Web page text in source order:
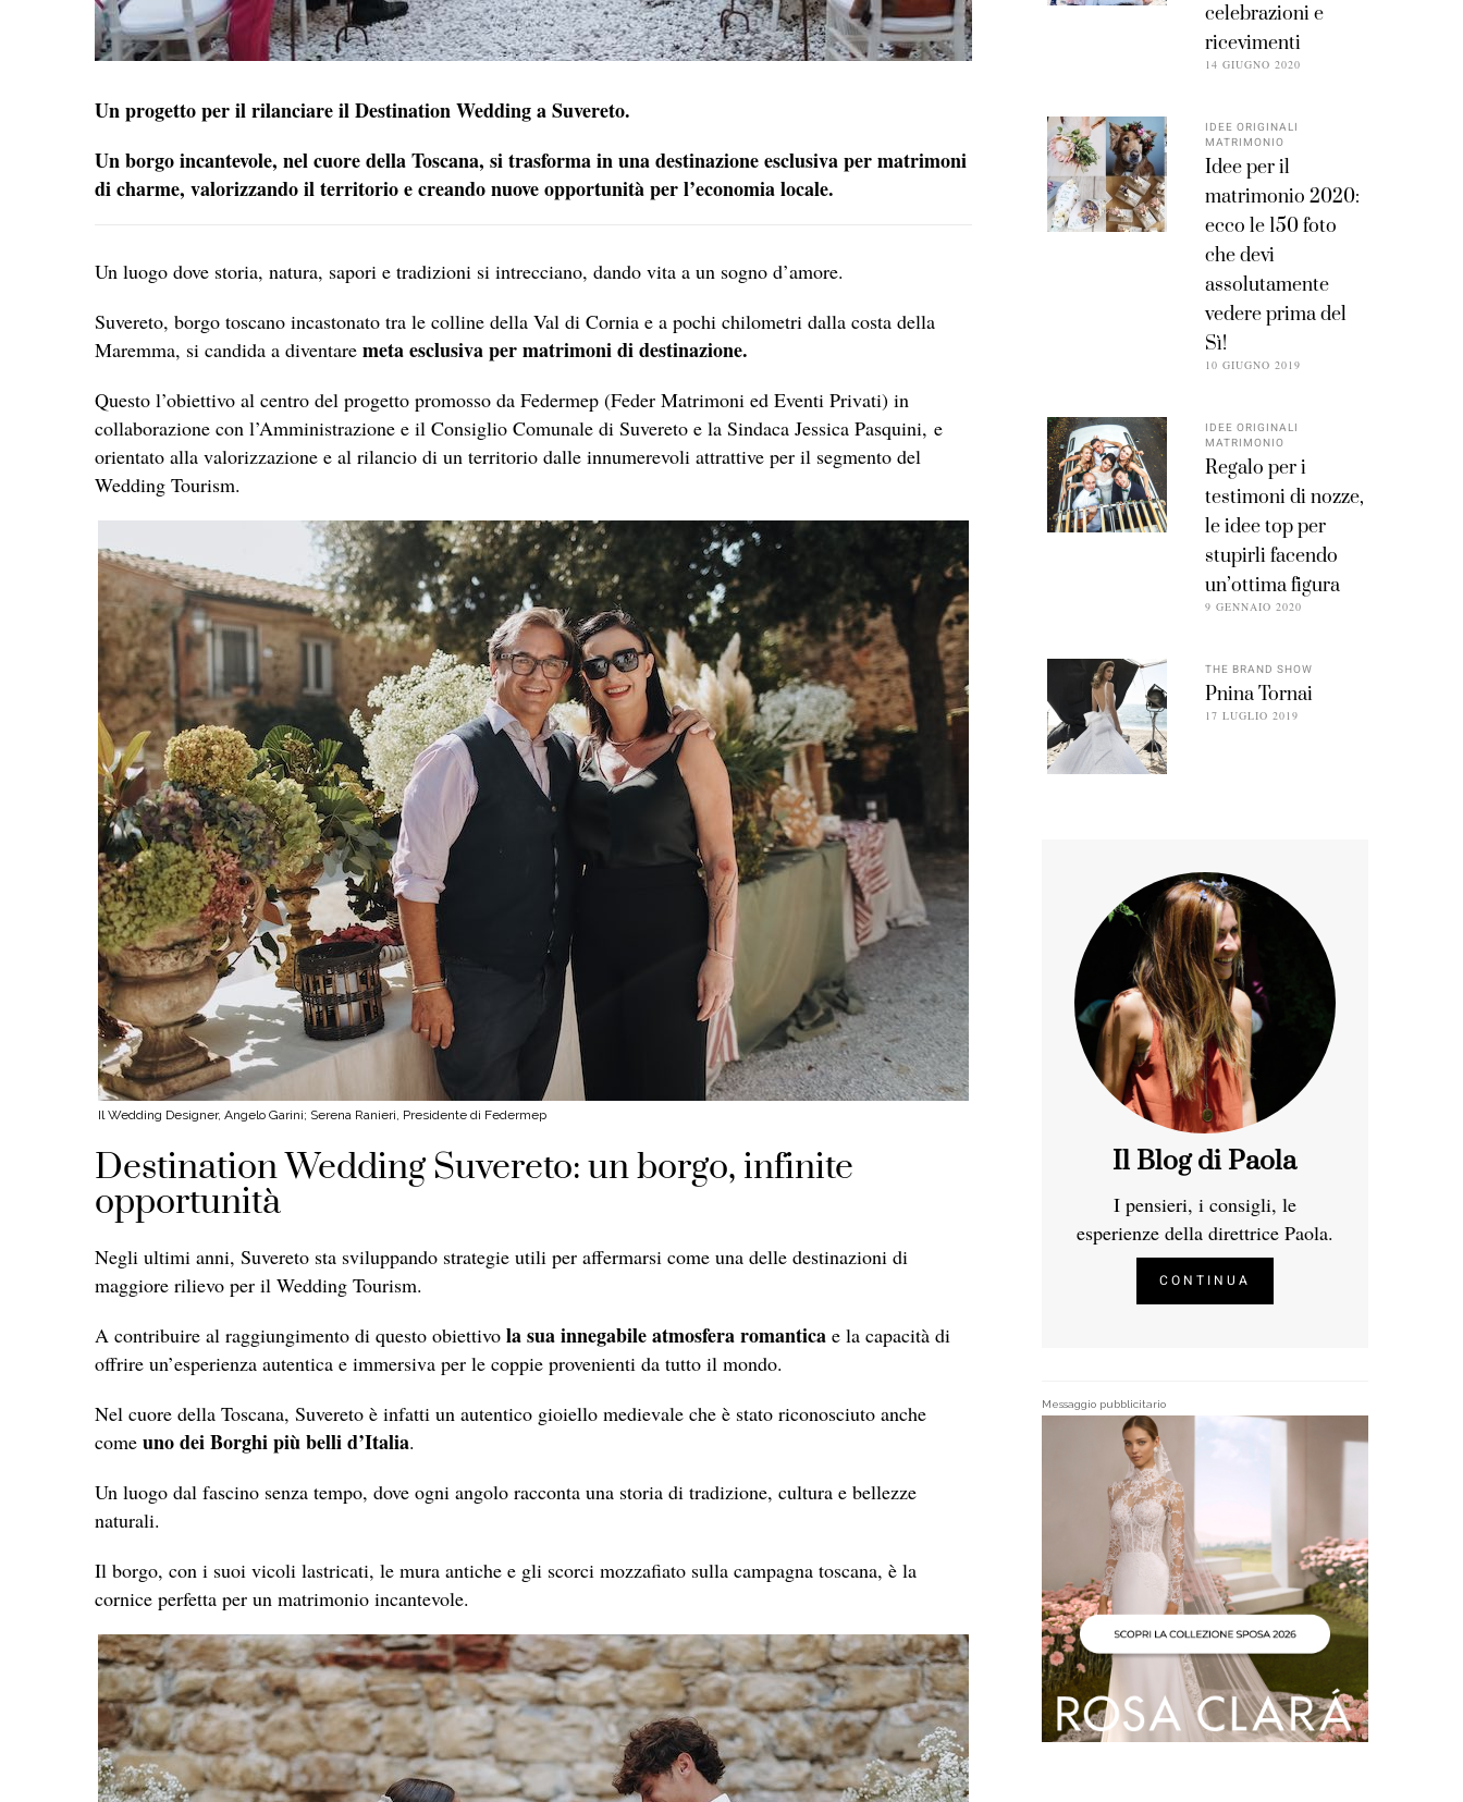
Un progetto per il rilanciare il Destination Wedding a Suvereto.
Un borgo incantevole, nel cuore della Toscana, si trasforma in una destinazione esclusiva per matrimoni
di charme, valorizzando il territorio e creando nuove opportunità per l’economia locale.
Un luogo dove storia, natura, sapori e tradizioni si intrecciano, dando vita a un sogno d’amore.
Suvereto, borgo toscano incastonato tra le colline della Val di Cornia e a pochi chilometri dalla costa della
Maremma, si candida a diventare meta esclusiva per matrimoni di destinazione.
Questo l’obiettivo al centro del progetto promosso da Federmep (Feder Matrimoni ed Eventi Privati) in
collaborazione con l’Amministrazione e il Consiglio Comunale di Suvereto e la Sindaca Jessica Pasquini, e
orientato alla valorizzazione e al rilancio di un territorio dalle innumerevoli attrattive per il segmento del
Wedding Tourism.
Il Wedding Designer, Angelo Garini; Serena Ranieri, Presidente di Federmep
Destination Wedding Suvereto: un borgo, infinite
opportunità
Negli ultimi anni, Suvereto sta sviluppando strategie utili per affermarsi come una delle destinazioni di
maggiore rilievo per il Wedding Tourism.
A contribuire al raggiungimento di questo obiettivo la sua innegabile atmosfera romantica e la capacità di
offrire un’esperienza autentica e immersiva per le coppie provenienti da tutto il mondo.
Nel cuore della Toscana, Suvereto è infatti un autentico gioiello medievale che è stato riconosciuto anche
come uno dei Borghi più belli d’Italia.
Un luogo dal fascino senza tempo, dove ogni angolo racconta una storia di tradizione, cultura e bellezze
naturali.
Il borgo, con i suoi vicoli lastricati, le mura antiche e gli scorci mozzafiato sulla campagna toscana, è la
cornice perfetta per un matrimonio incantevole.
celebrazioni e
ricevimenti
14 GIUGNO 2020
IDEE ORIGINALI
MATRIMONIO
Idee per il
matrimonio 2020:
ecco le 150 foto
che devi
assolutamente
vedere prima del
Sì!
10 GIUGNO 2019
IDEE ORIGINALI
MATRIMONIO
Regalo per i
testimoni di nozze,
le idee top per
stupirli facendo
un’ottima figura
9 GENNAIO 2020
THE BRAND SHOW
Pnina Tornai
17 LUGLIO 2019
Il Blog di Paola
I pensieri, i consigli, le
esperienze della direttrice Paola.
CONTINUA
Messaggio pubblicitario